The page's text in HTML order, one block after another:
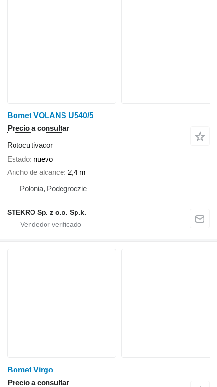
Bomet VOLANS U540/5
Precio a consultar
Rotocultivador
Estado nuevo
Ancho de alcance 2,4 m
Polonia, Podegrodzie
STEKRO Sp. z o.o. Sp.k.
Bomet Virgo
Precio a consultar